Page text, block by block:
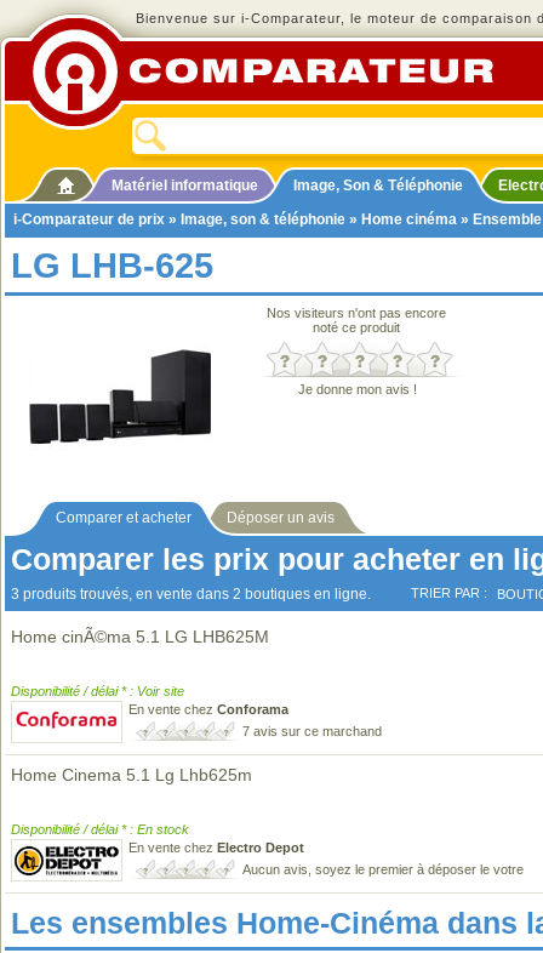
Bienvenue sur i-Comparateur, le moteur de comparaison
Matériel informatique Image, Son & Téléphonie
i-Comparateur de prix » Image, son & téléphonie » Home cinéma »
LG LHB-625
Nos visiteurs n'ont pas encore
noté ce produit
Je donne mon avis !
Comparer et acheter Déposer un avis
Comparer les prix pour acheter en
3 produits trouvés, en vente dans 2 boutiques en ligne. TRIER PAR :
Home cinÃ©ma 5.1 LG LHB625M
Disponibilité / délai * : Voir site
En vente chez Conforama
7 avis sur ce marchand
Home Cinema 5.1 Lg Lhb625m
Disponibilité / délai * : En stock
En vente chez Electro Depot
Aucun avis, soyez le premier à déposer le votre
Les ensembles Home-Cinéma dans